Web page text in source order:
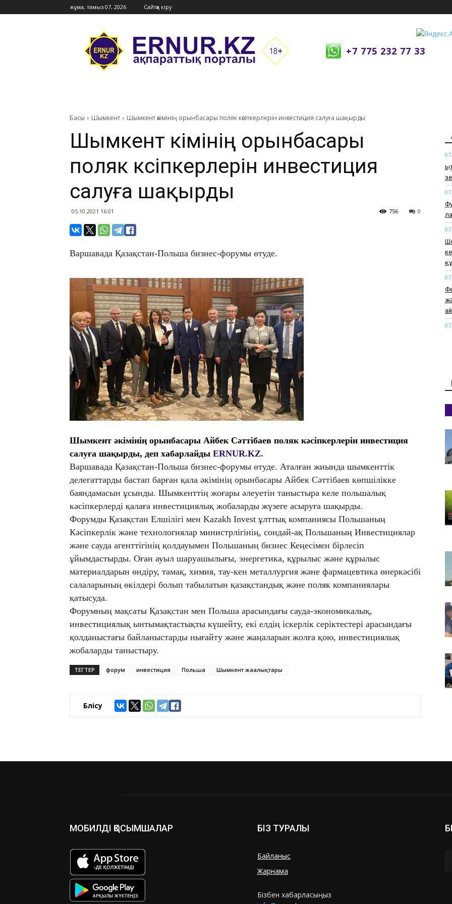
жұма, тамыз 07, 2026 Сайтқа кіру
Ernur
Press
+7 775 232 77 33
Басы Шымкент Шымкент әкімінің орынбасары поляк кәсіпкерлерін инвестиция салуға шақырды
Шымкент әкімінің орынбасары
поляк кәсіпкерлерін инвестиция
салуға шақырды
05.10.2021 16:01 0
756
Варшавада Қазақстан-Польша бизнес-форумы өтуде.
Шымкент әкімінің орынбасары Айбек Сәттібаев поляк кәсіпкерлерін инвестиция
салуға шақырды, деп хабарлайды ERNUR.KZ.
Варшавада Қазақстан-Польша бизнес-форумы өтуде. Аталған жиында шымкенттік
делегаттарды бастап барған қала әкімінің орынбасары Айбек Сәттібаев көпшілікке
баяндамасын ұсынды. Шымкенттің жоғары әлеуетін таныстыра келе польшалық
кәсіпкерлерді қалаға инвестициялық жобаларды жүзеге асыруға шақырды.
Форумды Қазақстан Елшілігі мен Kazakh Invest ұлттық компаниясы Польшаның
Кәсіпкерлік және технологиялар министрлігінің, сондай-ақ Польшаның Инвестициялар
және сауда агенттігінің қолдауымен Польшаның бизнес Кеңесімен бірлесіп
ұйымдастырды. Оған ауыл шаруашылығы, энергетика, құрылыс және құрылыс
материалдарын өндіру, тамақ, химия, тау-кен металлургия және фармацевтика өнеркәсібі
салаларының өкілдері болып табылатын қазақстандық және поляк компаниялары
қатысуда.
Форумның мақсаты Қазақстан мен Польша арасындағы сауда-экономикалық,
инвестициялық ынтымақтастықты күшейту, екі елдің іскерлік серіктестері арасындағы
қолданыстағы байланыстарды нығайту және жаңаларын жолға қою, инвестициялық
жобаларды таныстыру.
ТЕГТЕР форум инвестиция Польша Шымкент жаңалықтары
Бөлісу
МОБИЛДІ ҚОСЫМШАЛАР БІЗ ТУРАЛЫ
Байланыс
Жарнама
Бізбен хабарласыңыз